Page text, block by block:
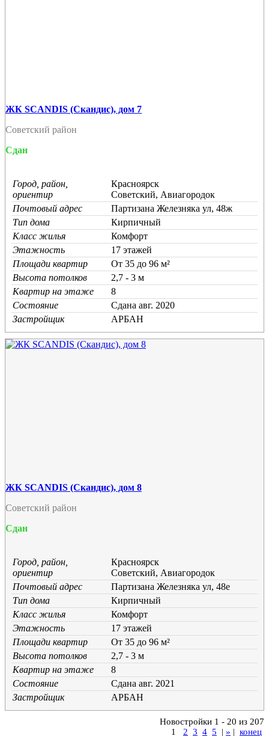
ЖК SCANDIS (Скандис), дом 7
Советский район
Сдан
Город, район,
ориентир
Красноярск
Советский, Авиагородок
Почтовый адрес
Партизана Железняка ул, 48ж
Тип дома
Кирпичный
Класс жилья
Комфорт
Этажность
17 этажей
Площади квартир
От 35 до 96 м²
Высота потолков
2,7 - 3 м
Квартир на этаже
8
Состояние
Cдана авг. 2020
Застройщик
АРБАН
ЖК SCANDIS (Скандис), дом 8
Советский район
Сдан
Город, район,
ориентир
Красноярск
Советский, Авиагородок
Почтовый адрес
Партизана Железняка ул, 48е
Тип дома
Кирпичный
Класс жилья
Комфорт
Этажность
17 этажей
Площади квартир
От 35 до 96 м²
Высота потолков
2,7 - 3 м
Квартир на этаже
8
Состояние
Cдана авг. 2021
Застройщик
АРБАН
Новостройки 1 - 20 из 207
1
2 3 4 5 | » | конец